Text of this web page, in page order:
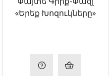
«Երեք Խոզուկները»